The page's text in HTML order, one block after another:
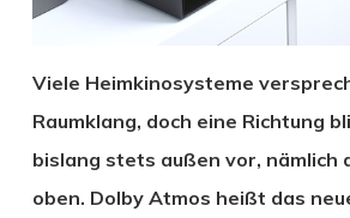
Viele Heimkinosysteme
Raumklang, doch eine Richtung
bislang stets außen vor, nämlich
oben. Dolby Atmos heißt das